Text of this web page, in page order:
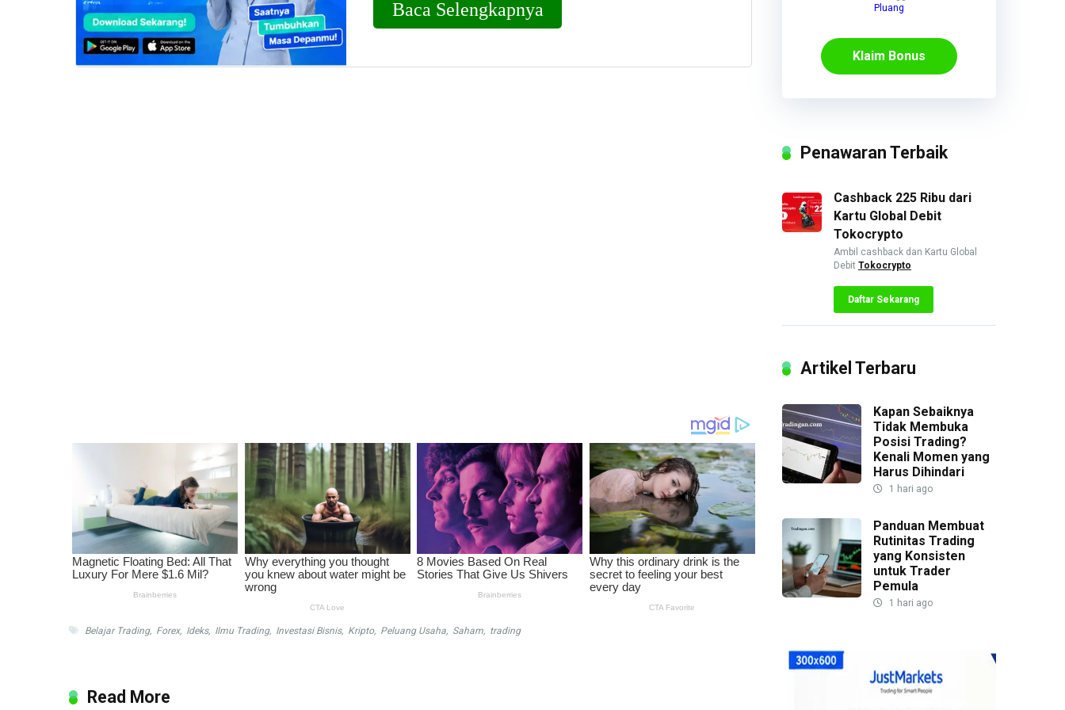
Belajar Trading, Forex, Ideks, Ilmu Trading, Investasi Bisnis, Kripto, Peluang Usaha, Saham, trading
Read More
Pluang
Klaim Bonus
Penawaran Terbaik
Cashback 225 Ribu dari
Kartu Global Debit
Tokocrypto
Ambil cashback dan Kartu Global
Debit Tokocrypto
Daftar Sekarang
Artikel Terbaru
Kapan Sebaiknya
Tidak Membuka
Posisi Trading?
Kenali Momen yang
Harus Dihindari
1 hari ago
Panduan Membuat
Rutinitas Trading
yang Konsisten
untuk Trader
Pemula
1 hari ago